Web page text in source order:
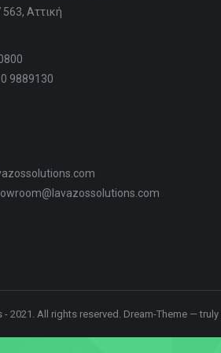
Αττική
9889130
2021. All rights reserved. Dream-Theme — truly